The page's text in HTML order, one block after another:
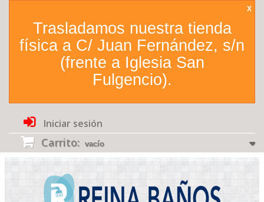
Trasladamos nuestra tienda
física a C/ Juan Fernández, s/n
(frente a Iglesia San
Fulgencio).
X
Iniciar sesión
Carrito: vacío